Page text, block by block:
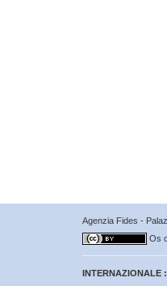
Agenzia Fides -
Os
INTERNAZIONALE :